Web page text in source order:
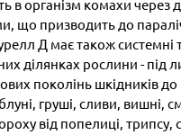
в організм комахи через
що призводить до
Д має також системні
ділянках рослини - під
поколінь шкідників до
груші, сливи, вишні,
від попелиці, трипсу,